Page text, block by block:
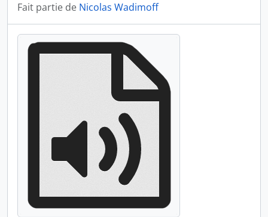
Fait partie de Nicolas Wadimoff